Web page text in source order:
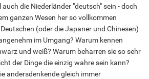
die Niederländer "deutsch" sein - doch
ganzen Wesen her so vollkommen
(oder die Japaner und Chinesen)
im Umgang? Warum kennen
und weiß? Warum beharren sie so sehr
der Dinge die einzig wahre sein kann?
andersdenkende gleich immer